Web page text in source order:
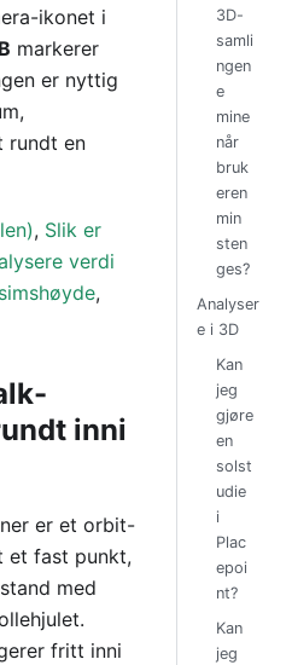
ikonet i
B markerer
er nyttig
rundt en
, Slik er
verdi
,
inni
er et orbit-
et fast punkt,
med
fritt inni
3D-
samli
ngen
e
mine
når
bruk
eren
min
sten
ges?
Analyser
e i 3D
Kan
jeg
gjøre
en
solst
udie
i
Plac
epoi
nt?
Kan
jeg